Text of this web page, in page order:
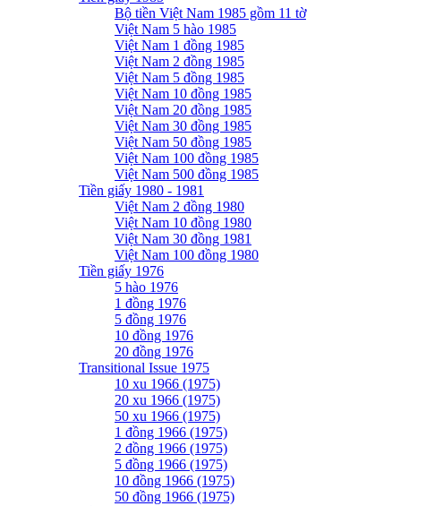
Bộ tiền Việt Nam 1985 gồm 11 tờ
Việt Nam 5 hào 1985
Việt Nam 1 đồng 1985
Việt Nam 2 đồng 1985
Việt Nam 5 đồng 1985
Việt Nam 10 đồng 1985
Việt Nam 20 đồng 1985
Việt Nam 30 đồng 1985
Việt Nam 50 đồng 1985
Việt Nam 100 đồng 1985
Việt Nam 500 đồng 1985
Tiền giấy 1980 - 1981
Việt Nam 2 đồng 1980
Việt Nam 10 đồng 1980
Việt Nam 30 đồng 1981
Việt Nam 100 đồng 1980
Tiền giấy 1976
5 hào 1976
1 đồng 1976
5 đồng 1976
10 đồng 1976
20 đồng 1976
Transitional Issue 1975
10 xu 1966 (1975)
20 xu 1966 (1975)
50 xu 1966 (1975)
1 đồng 1966 (1975)
2 đồng 1966 (1975)
5 đồng 1966 (1975)
10 đồng 1966 (1975)
50 đồng 1966 (1975)